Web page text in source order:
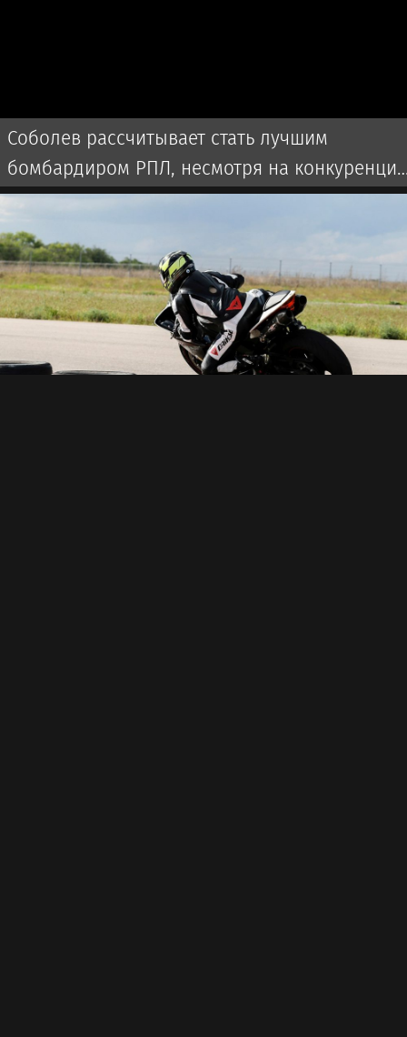
Соболев рассчитывает стать лучшим
бомбардиром РПЛ, несмотря на
с бразильцем Аугусто